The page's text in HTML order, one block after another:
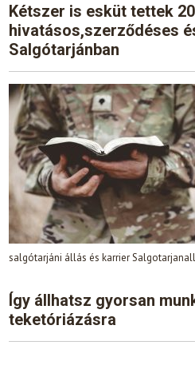
Kétszer is esküt tettek
hivatásos,szerződéses
Salgótarjánban
salgótarjáni állás és karrier
Így állhatsz gyorsan
teketóriázásra